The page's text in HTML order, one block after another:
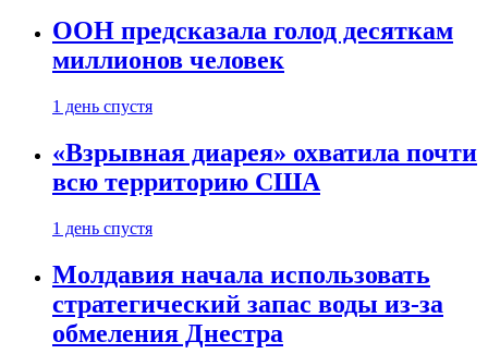
ООН предсказала голод десяткам
миллионов человек
1 день спустя
«Взрывная диарея» охватила почти
всю территорию США
1 день спустя
Молдавия начала использовать
стратегический запас воды из-за
обмеления Днестра